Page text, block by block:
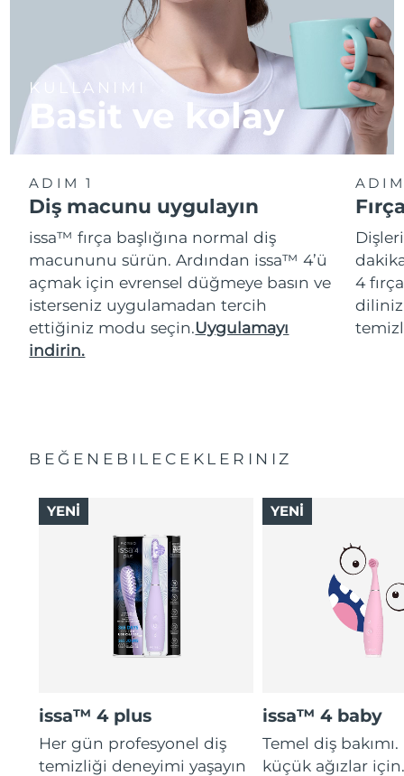
KULLANIMI
Basit ve kolay
ADIM 1
Diş macunu uygulayın
issa™ fırça başlığına normal diş
macununu sürün. Ardından issa™ 4’ü
açmak için evrensel düğmeye basın ve
isterseniz uygulamadan tercih
ettiğiniz modu seçin.Uygulamayı
indirin.
4
BEĞENEBILECEKLERINIZ
issa™ 4 plus
Her gün profesyonel diş
temizliği deneyimi yaşayın
YENİ
issa™ 4 baby
Temel diş
küçük ağızlar
YENİ